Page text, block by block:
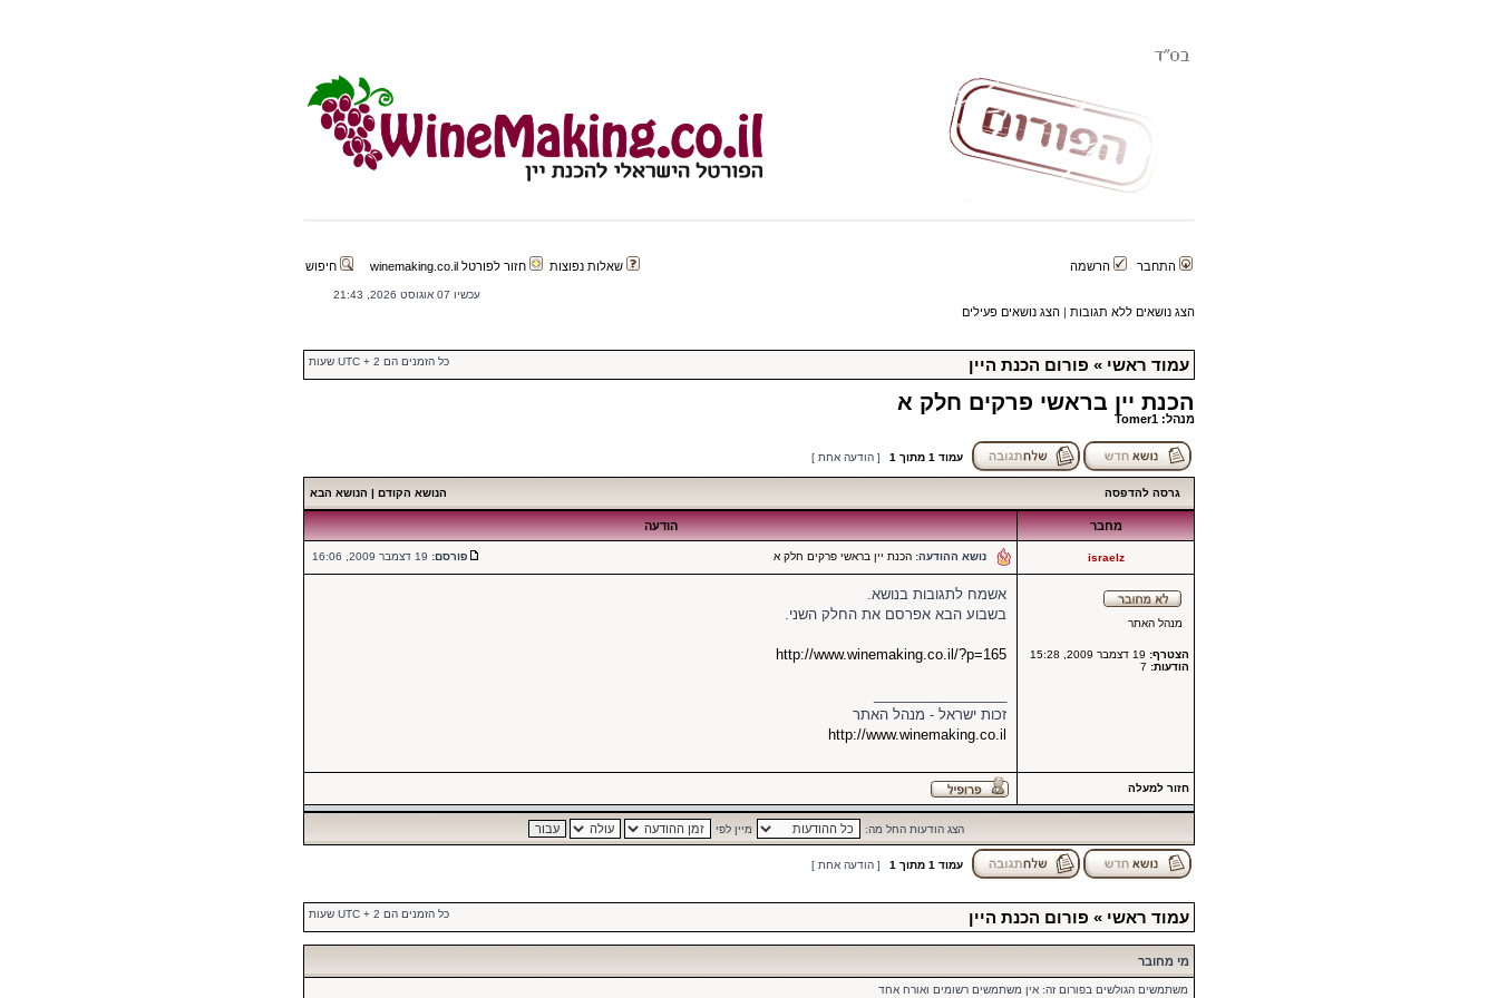
התחבר הרשמה שאלות נפוצות חזור לפורטל winemaking.co.il חיפוש
עכשיו 07 אוגוסט 2026, 21:43
הצג נושאים ללא תגובות | הצג נושאים פעילים
עמוד ראשי » פורום הכנת היין כל הזמנים הם UTC + 2 שעות
הכנת יין בראשי פרקים חלק א
מנהל: Tomer1
עמוד 1 מתוך 1 [ הודעה אחת ]
גרסה להדפסה הנושא הקודם | הנושא הבא
מחבר הודעה
israelz נושא ההודעה: הכנת יין בראשי פרקים חלק א פורסם:
מנהל האתר
הצטרף:
הודעות:
אשמח לתגובות בנושא.
בשבוע הבא אפרסם את החלק השני.
http://www.winemaking.co.il/?p=165
זכות ישראל - מנהל האתר
http://www.winemaking.co.il
חזור למעלה
הצג הודעות החל מה: מיין לפי
עמוד 1 מתוך 1 [ הודעה אחת ]
עמוד ראשי » פורום הכנת היין כל הזמנים הם UTC + 2 שעות
מי מחובר
משתמשים הגולשים בפורום זה: אין משתמשים רשומים ואורח אחד